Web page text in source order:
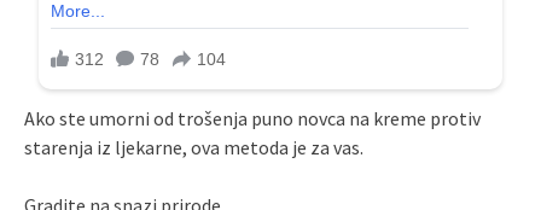
Ako ste umorni od trošenja puno novca na kreme protiv
starenja iz ljekarne, ova metoda je za vas.